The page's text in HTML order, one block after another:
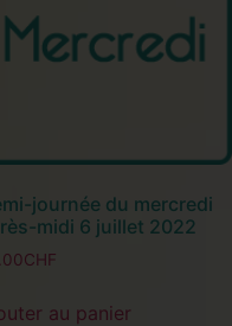
journée du mercredi
midi 6 juillet 2022
CHF
au panier